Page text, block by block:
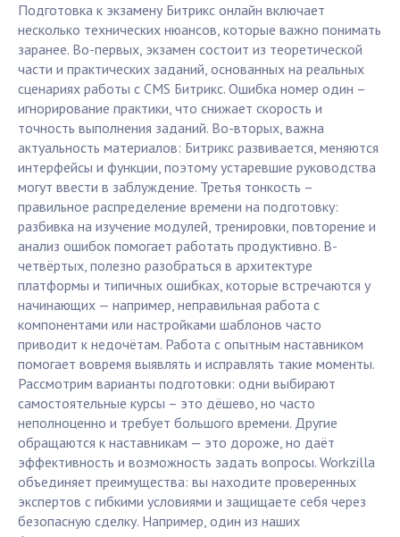
Подготовка к экзамену Битрикс онлайн включает
несколько технических нюансов, которые важно понимать
заранее. Во-первых, экзамен состоит из теоретической
части и практических заданий, основанных на реальных
сценариях работы с CMS Битрикс. Ошибка номер один –
игнорирование практики, что снижает скорость и
точность выполнения заданий. Во-вторых, важна
актуальность материалов: Битрикс развивается, меняются
интерфейсы и функции, поэтому устаревшие руководства
могут ввести в заблуждение. Третья тонкость –
правильное распределение времени на подготовку:
разбивка на изучение модулей, тренировки, повторение и
анализ ошибок помогает работать продуктивно. В-
четвёртых, полезно разобраться в архитектуре
платформы и типичных ошибках, которые встречаются у
начинающих — например, неправильная работа с
компонентами или настройками шаблонов часто
приводит к недочётам. Работа с опытным наставником
помогает вовремя выявлять и исправлять такие моменты.
Рассмотрим варианты подготовки: одни выбирают
самостоятельные курсы – это дёшево, но часто
неполноценно и требует большого времени. Другие
обращаются к наставникам — это дороже, но даёт
эффективность и возможность задать вопросы. Workzilla
объединяет преимущества: вы находите проверенных
экспертов с гибкими условиями и защищаете себя через
безопасную сделку. Например, один из наших